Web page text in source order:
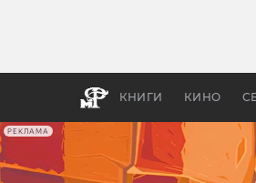
РЕКЛАМА
КНИГИ КИНО